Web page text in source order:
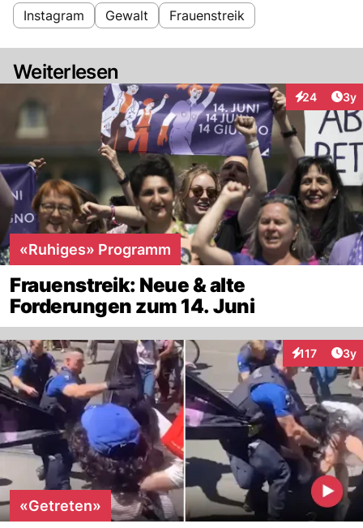
Instagram Gewalt Frauenstreik
Weiterlesen
24
Interaktionen
3y
«Ruhiges» Programm
Frauenstreik: Neue & alte
Forderungen zum 14. Juni
117
Interaktionen
3y
«Getreten»